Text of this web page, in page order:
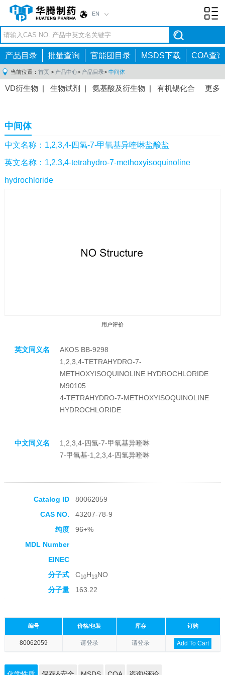
EN
产品目录 批量查询 官能团目录 MSDS下载 COA查询
当前位置： 首页 > 产品中心> 产品目录> 中间体
更多
VD衍生物 | 生物试剂 | 氨基酸及衍生物 | 有机锡化合
间体|
感染药物中间体
体 |抗精神病药物中间体 | 抗炎药物中间体|
药中间体|其他原料药中间体|
中间体
中文名称：1,2,3,4-四氢-7-甲氧基异喹啉盐酸盐
英文名称：1,2,3,4-tetrahydro-7-methoxyisoquinoline
hydrochloride
用户评价
收藏产品
英文同义名
AKOS BB-9298
1,2,3,4-TETRAHYDRO-7-
METHOXYISOQUINOLINE HYDROCHLORIDE
M90105
4-TETRAHYDRO-7-METHOXYISOQUINOLINE
HYDROCHLORIDE
中文同义名
1,2,3,4-四氢-7-甲氧基异喹啉
7-甲氧基-1,2,3,4-四氢异喹啉
Catalog ID
80062059
CAS NO.
43207-78-9
纯度
96+%
MDL Number
EINEC
分子式
C10H13NO
分子量
163.22
编号 价格/包装 库存 订购
80062059 请登录 请登录 Add To Cart